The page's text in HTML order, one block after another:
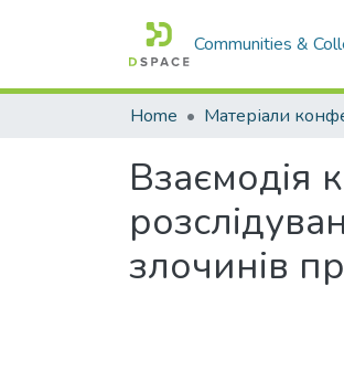
Communities &
Home Матеріали
Взаємодія
злочинів